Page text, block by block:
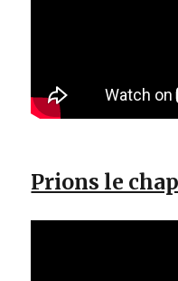
Prions le